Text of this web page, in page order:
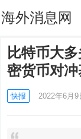
海外消息网
比特币大
密货币对
快报 2022年6月9